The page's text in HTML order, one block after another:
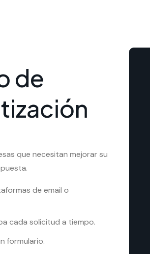
de
que necesitan mejorar su
de email o
cada solicitud a tiempo.
formulario.